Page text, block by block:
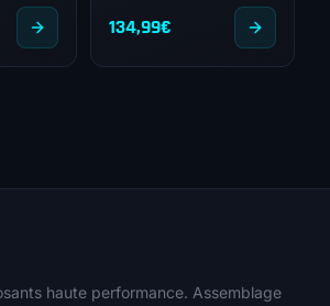
134,99€
haute performance. Assemblage